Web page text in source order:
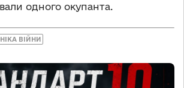
одного окупанта.
ВІЙНИ